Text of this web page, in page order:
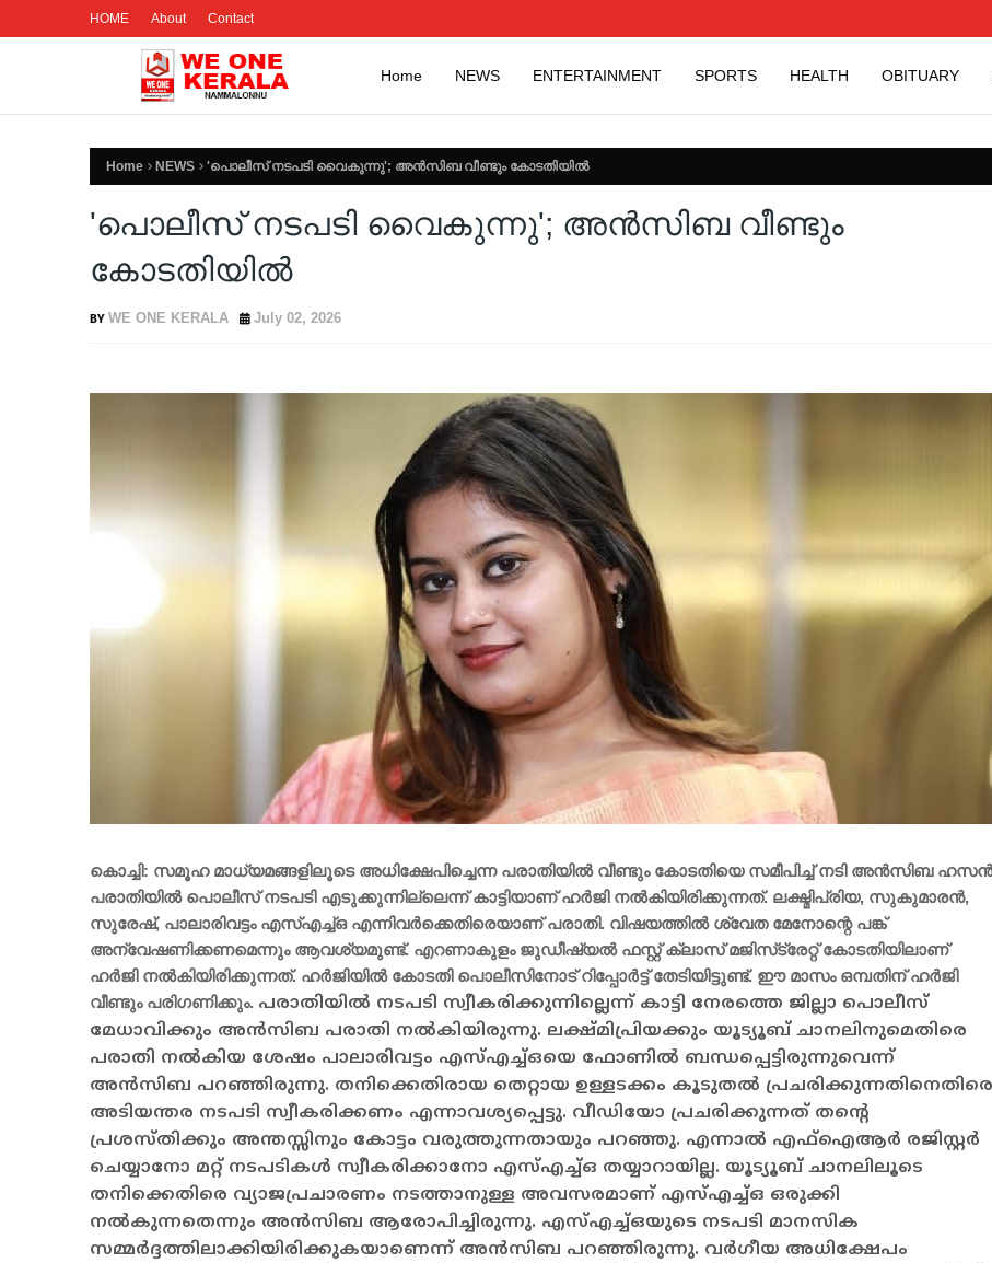
HOME About Contact
Home NEWS ENTERTAINMENT SPORTS HEALTH OBITUARY
Home NEWS 'പൊലീസ് നടപടി വൈകുന്നു'; അന്‍സിബ വീണ്ടും കോടതിയില്‍
'പൊലീസ് നടപടി വൈകുന്നു'; അന്‍സിബ വീണ്ടും
കോടതിയില്‍
WE ONE KERALA July 02, 2026
കൊച്ചി: സമൂഹ മാധ്യമങ്ങളിലൂടെ അധിക്ഷേപിച്ചെന്ന പരാതിയില്‍ വീണ്ടും കോടതിയെ സമീപിച്ച് നടി അന്‍സിബ
പരാതിയില്‍ പൊലീസ് നടപടി എടുക്കുന്നില്ലെന്ന് കാട്ടിയാണ് ഹര്‍ജി നല്‍കിയിരിക്കുന്നത്. ലക്ഷ്മിപ്രിയ, സുകുമാരന്‍,
സുരേഷ്, പാലാരിവട്ടം എസ്എച്ച്ഒ എന്നിവര്‍ക്കെതിരെയാണ് പരാതി. വിഷയത്തില്‍ ശ്വേത മേനോന്റെ പങ്ക്
അന്വേഷണിക്കണമെന്നും ആവശ്യമുണ്ട്. എറണാകുളം ജുഡീഷ്യല്‍ ഫസ്റ്റ് ക്ലാസ് മജിസ്‌ട്രേറ്റ് കോടതിയിലാണ്
ഹര്‍ജി നല്‍കിയിരിക്കുന്നത്. ഹര്‍ജിയില്‍ കോടതി പൊലീസിനോട് റിപ്പോര്‍ട്ട് തേടിയിട്ടുണ്ട്. ഈ മാസം ഒമ്പതിന് ഹര്‍ജി
വീണ്ടും പരിഗണിക്കും. പരാതിയില്‍ നടപടി സ്വീകരിക്കുന്നില്ലെന്ന് കാട്ടി നേരത്തെ ജില്ലാ പൊലീസ്
മേധാവിക്കും അന്‍സിബ പരാതി നല്‍കിയിരുന്നു. ലക്ഷ്മിപ്രിയക്കും യൂട്യൂബ് ചാനലിനുമെതിരെ
പരാതി നല്‍കിയ ശേഷം പാലാരിവട്ടം എസ്എച്ച്ഒയെ ഫോണില്‍ ബന്ധപ്പെട്ടിരുന്നുവെന്ന്
അന്‍സിബ പറഞ്ഞിരുന്നു. തനിക്കെതിരായ തെറ്റായ ഉള്ളടക്കം കൂടുതല്‍ പ്രചരിക്കുന്നതിനെതിരെ
അടിയന്തര നടപടി സ്വീകരിക്കണം എന്നാവശ്യപ്പെട്ടു. വീഡിയോ പ്രചരിക്കുന്നത് തന്റെ
പ്രശസ്തിക്കും അന്തസ്സിനും കോട്ടം വരുത്തുന്നതായും പറഞ്ഞു. എന്നാല്‍ എഫ്ഐആര്‍ രജിസ്റ്റര്‍
ചെയ്യാനോ മറ്റ് നടപടികള്‍ സ്വീകരിക്കാനോ എസ്എച്ച്ഒ തയ്യാറായില്ല. യൂട്യൂബ് ചാനലിലൂടെ
തനിക്കെതിരെ വ്യാജപ്രചാരണം നടത്താനുള്ള അവസരമാണ് എസ്എച്ച്ഒ ഒരുക്കി
നല്‍കുന്നതെന്നും അന്‍സിബ ആരോപിച്ചിരുന്നു. എസ്എച്ച്ഒയുടെ നടപടി മാനസിക
സമ്മര്‍ദ്ദത്തിലാക്കിയിരിക്കുകയാണെന്ന് അന്‍സിബ പറഞ്ഞിരുന്നു. വര്‍ഗീയ അധിക്ഷേപം